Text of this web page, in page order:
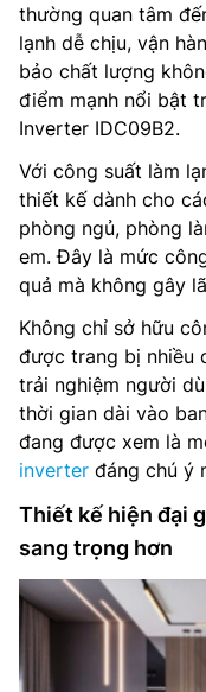
thường quan tâm
lạnh dễ chịu, vận
bảo chất lượng
điểm mạnh nổi bật
Inverter IDC09B2.
Với công suất làm
thiết kế dành cho
phòng ngủ, phòng
em. Đây là mức
quả mà không gây
Không chỉ sở hữu
được trang bị nhiều
trải nghiệm người
thời gian dài vào
đang được xem là
inverter đáng chú ý
Thiết kế hiện đại
sang trọng hơn